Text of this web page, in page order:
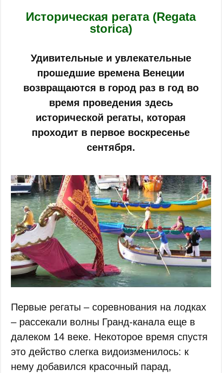
Историческая регата (Regata
storica)
Удивительные и увлекательные
прошедшие времена Венеции
возвращаются в город раз в год во
время проведения здесь
исторической регаты, которая
проходит в первое воскресенье
сентября.
Первые регаты – соревнования на лодках
– рассекали волны Гранд-канала еще в
далеком 14 веке. Некоторое время спустя
это действо слегка видоизменилось: к
нему добавился красочный парад,